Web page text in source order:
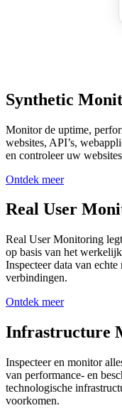
Synthetic
Monitor de uptime,
websites, API’s,
en controleer uw
Ontdek meer
Real User
Real User Monitoring
op basis van het
Inspecteer data van
verbindingen.
Ontdek meer
Infrastructure
Inspecteer en monitor
van performance- en
technologische
voorkomen.